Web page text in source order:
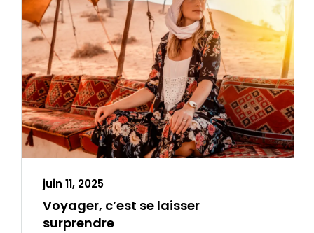
juin 11, 2025
Voyager, c’est se laisser
surprendre